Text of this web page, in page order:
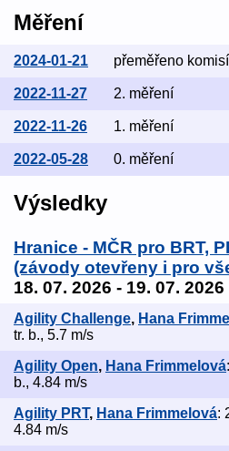
Měření
2024-01-21 přeměřeno
2022-11-27 2. měření
2022-11-26 1. měření
2022-05-28 0. měření
Výsledky
Hranice - MČR pro BRT,
(závody otevřeny i pro
18. 07. 2026 - 19. 07. 2026
Agility Challenge, Hana
tr. b., 5.7 m/s
Agility Open, Hana Frimmelová
b., 4.84 m/s
Agility PRT, Hana Frimmelová:
4.84 m/s